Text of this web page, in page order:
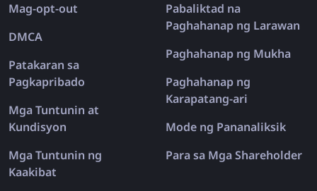
Mag-opt-out
DMCA
Patakaran sa
Pagkapribado
Mga Tuntunin at
Kundisyon
Mga Tuntunin ng
Kaakibat
Pabaliktad na
Paghahanap ng Larawan
Paghahanap ng Mukha
Paghahanap ng
Karapatang-ari
Mode ng Pananaliksik
Para sa Mga Shareholder